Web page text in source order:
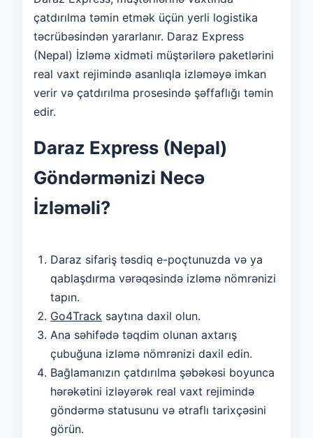
çatdırılma təmin etmək üçün yerli logistika
təcrübəsindən yararlanır. Daraz Express
(Nepal) İzləmə xidməti müştərilərə paketlərini
real vaxt rejimində asanlıqla izləməyə imkan
verir və çatdırılma prosesində şəffaflığı təmin
edir.
Daraz Express (Nepal)
Göndərmənizi Necə
İzləməli?
Daraz sifariş təsdiq e-poçtunuzda və ya
qablaşdırma vərəqəsində izləmə nömrənizi
tapın.
Go4Track saytına daxil olun.
Ana səhifədə təqdim olunan axtarış
çubuğuna izləmə nömrənizi daxil edin.
Bağlamanızın çatdırılma şəbəkəsi boyunca
hərəkətini izləyərək real vaxt rejimində
göndərmə statusunu və ətraflı tarixçəsini
görün.